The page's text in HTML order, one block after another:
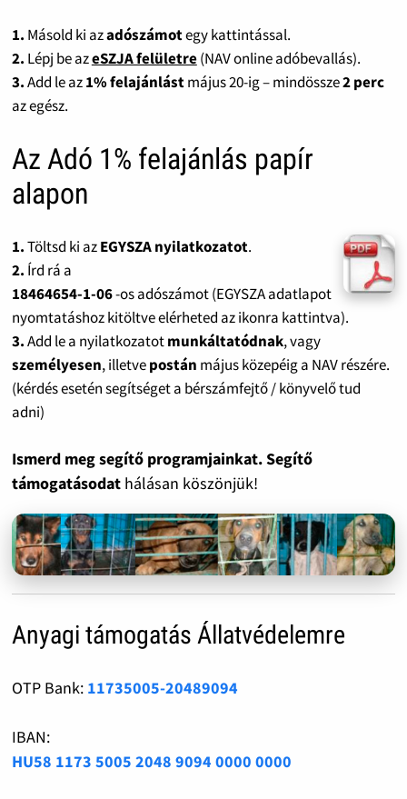
1. Másold ki azadószámotegy kattintással.
2. Lépj be azeSZJA felületre(NAV online adóbevallás).
3.Add le az1% felajánlástmájus 20-ig – mindössze2 perc
az egész.
Az Adó 1% felajánlás papír
alapon
1.Töltsd ki azEGYSZA nyilatkozatot.
2. Írd rá a
18464654-1-06-os adószámot (EGYSZA adatlapot
nyomtatáshoz kitöltve elérheted az ikonra kattintva).
3.Add le a nyilatkozatotmunkáltatódnak, vagy
személyesen, illetvepostán május közepéig a NAV részére.
(kérdés esetén segítséget a bérszámfejtő / könyvelő tud
adni)
Ismerd meg segítő programjainkat. Segítő
támogatásodat hálásan köszönjük!
Anyagi támogatás Állatvédelemre
OTP Bank: 11735005-20489094
IBAN:
HU58 1173 5005 2048 9094 0000 0000